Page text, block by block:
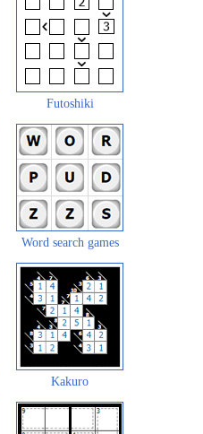
Futoshiki
Word search games
Kakuro